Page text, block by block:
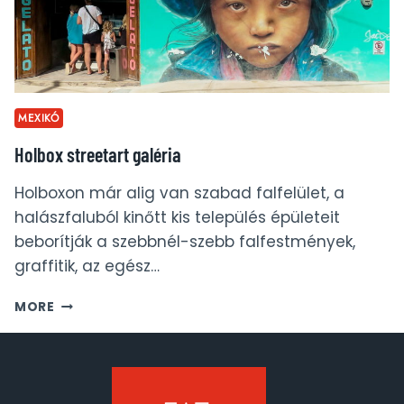
MEXIKÓ
Holbox streetart galéria
Holboxon már alig van szabad falfelület, a
halászfaluból kinőtt kis település épületeit
beborítják a szebbnél-szebb falfestmények,
graffitik, az egész…
MORE HOLBOX